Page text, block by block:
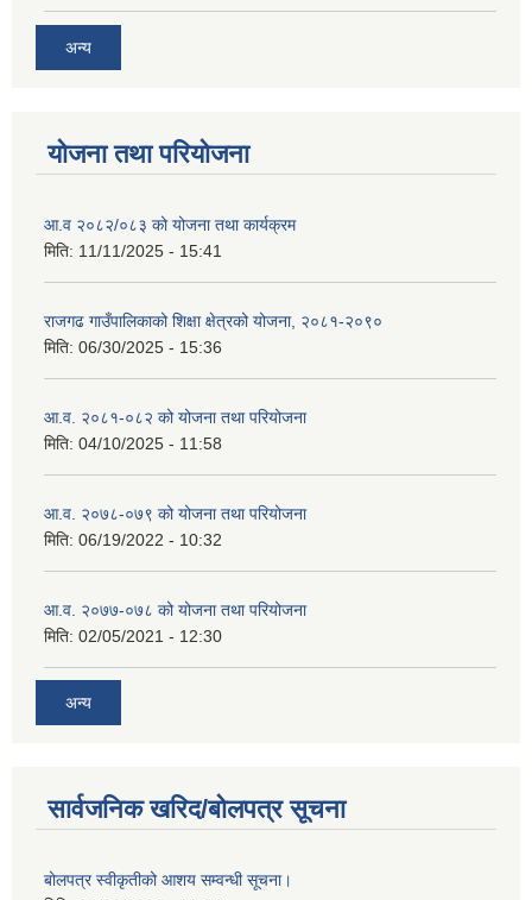
अन्य
योजना तथा परियोजना
आ.व २०८२/०८३ को योजना तथा कार्यक्रम
मिति: 11/11/2025 - 15:41
राजगढ गाउँपालिकाको शिक्षा क्षेत्रको योजना, २०८१-२०९०
मिति: 06/30/2025 - 15:36
आ.व. २०८१-०८२ को योजना तथा परियोजना
मिति: 04/10/2025 - 11:58
आ.व. २०७८-०७९ को योजना तथा परियोजना
मिति: 06/19/2022 - 10:32
आ.व. २०७७-०७८ को योजना तथा परियोजना
मिति: 02/05/2021 - 12:30
अन्य
सार्वजनिक खरिद/बोलपत्र सूचना
बोलपत्र स्वीकृतीको आशय सम्वन्धी सूचना।